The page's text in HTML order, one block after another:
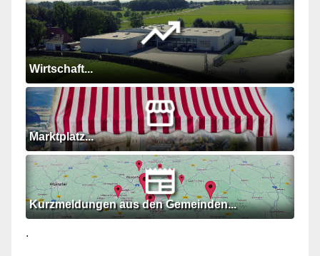
Wirtschaft...
Marktplatz...
Kurzmeldungen aus den Gemeinden...
.